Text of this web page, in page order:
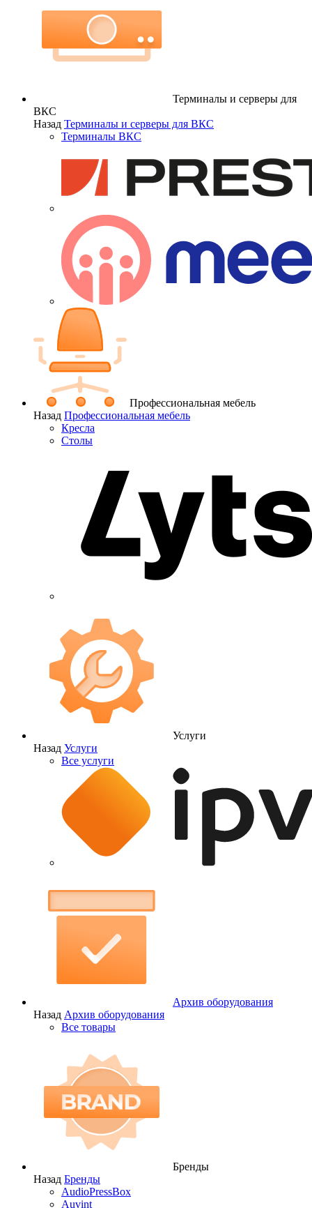
Терминалы и серверы для
ВКС
Назад Терминалы и серверы для ВКС
Терминалы ВКС
Профессиональная мебель
Назад Профессиональная мебель
Кресла
Столы
Услуги
Назад Услуги
Все услуги
Архив оборудования
Назад Архив оборудования
Все товары
Бренды
Назад Бренды
AudioPressBox
Auvint